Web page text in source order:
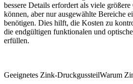
bessere Details erfordert als viele
können, aber nur ausgewählte Bereiche
benötigen. Dies hilft, die Kosten zu
die endgültigen funktionalen und
erfüllen.
Geeignetes Zink-DruckgussteilWarum